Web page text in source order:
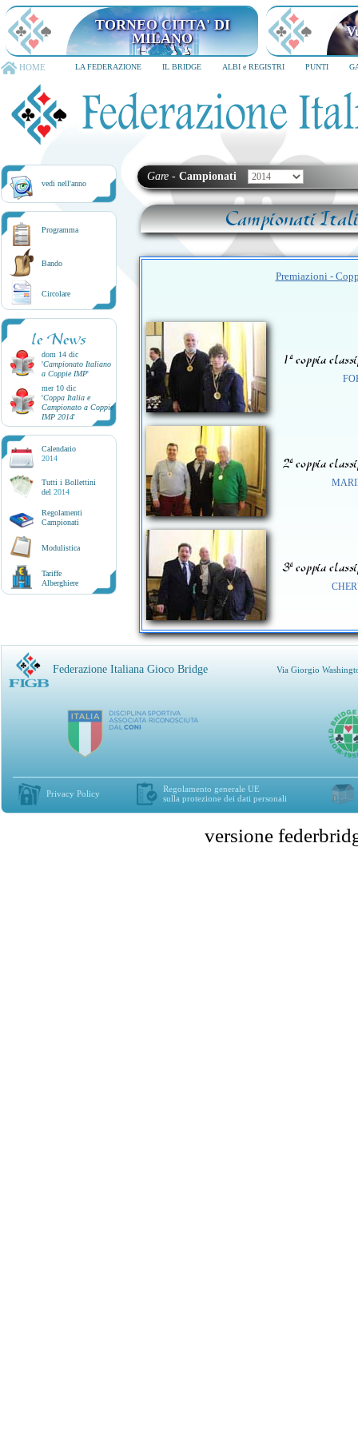
TORNEO CITTA' DI
MILANO
HOME LA FEDERAZIONE IL BRIDGE ALBI e REGISTRI PUNTI
vedi nell'anno
Programma
Bando
Circolare
le News
dom 14 dic
'Campionato Italiano
a Coppie IMP'
mer 10 dic
'Coppa Italia e
Campionato a Coppie
IMP 2014'
Calendario
2014
Tutti i Bollettini
del 2014
Regolamenti
Campionati
Modulistica
Tariffe
Alberghiere
Gare - Campionati
Campionati
Premiazioni -
1ª coppia
2ª coppia
3ª coppia
Federazione Italiana Gioco Bridge Via Giorgio
Privacy Policy
Regolamento generale UE
sulla protezione dei dati personali
versione